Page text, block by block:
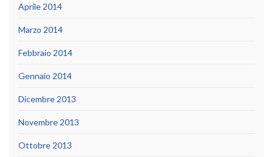
Aprile 2014
Marzo 2014
Febbraio 2014
Gennaio 2014
Dicembre 2013
Novembre 2013
Ottobre 2013